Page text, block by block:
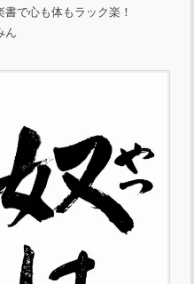
で心も体もラック楽！
ん